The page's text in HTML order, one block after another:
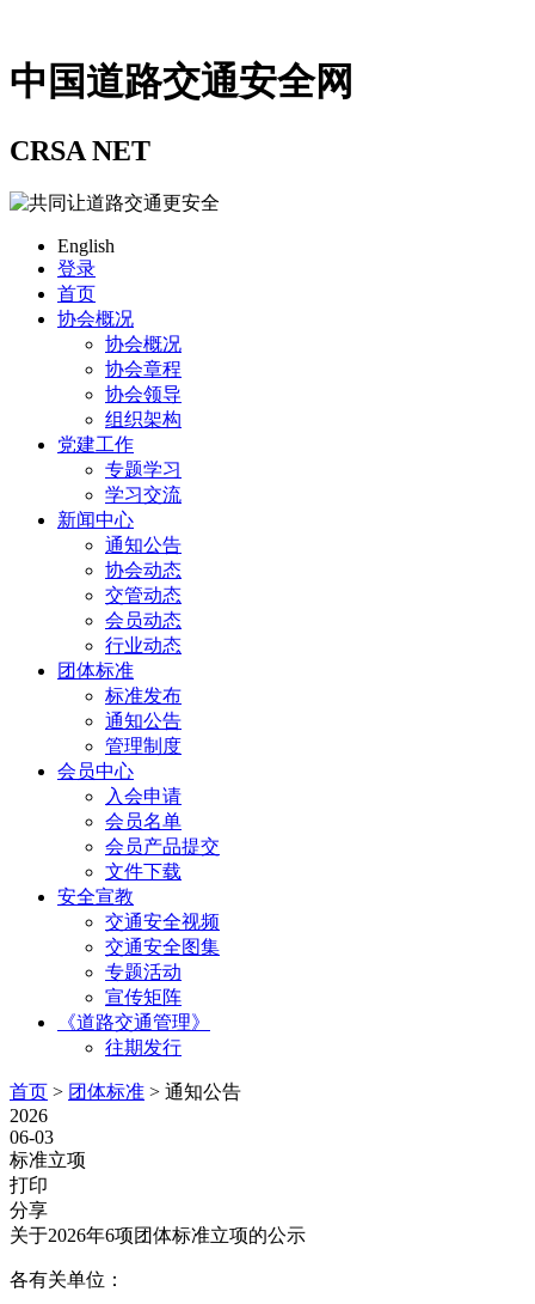
中国道路交通安全网
CRSA NET
English
登录
首页
协会概况
协会概况
协会章程
协会领导
组织架构
党建工作
专题学习
学习交流
新闻中心
通知公告
协会动态
交管动态
会员动态
行业动态
团体标准
标准发布
通知公告
管理制度
会员中心
入会申请
会员名单
会员产品提交
文件下载
安全宣教
交通安全视频
交通安全图集
专题活动
宣传矩阵
《道路交通管理》
往期发行
首页 > 团体标准 > 通知公告
2026
06-03
标准立项
打印
分享
关于2026年6项团体标准立项的公示
各有关单位：